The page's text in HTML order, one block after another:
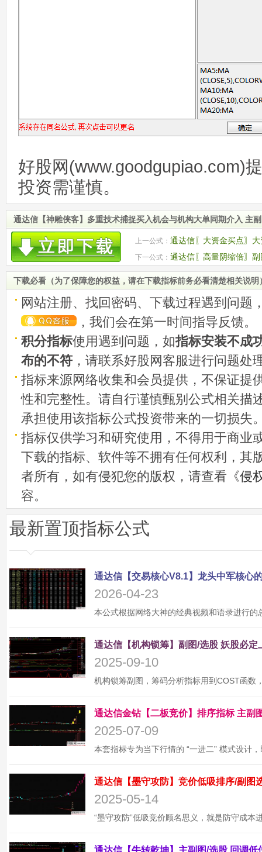
好股网(www.goodgupiao.com)
投资需谨慎。
通达信【神雕侠客】多重技术捕捉买入机会与机构大单同期介入 主
上一公式： 通达信〖大资金买点〗
选股 源码
下一公式： 通达信〖高量阴缩倍〗
稳形态检测
下载必看（为了保障您的权益，请在下载指标前务必看清楚相关说明
网站注册、找回密码、下载过程遇到问题
，我们会在第一时间指导反馈。
积分指标使用遇到问题，如指标安装不成
布的不符 ，请联系好股网客服进行问题处
指标来源网络收集和会员提供，不保证提
性和完整性。请自行谨慎甄别公式相关描
承担使用该指标公式投资带来的一切损失
指标仅供学习和研究使用，不得用于商业
下载的指标、软件等不拥有任何权利，其
者所有，如有侵犯您的版权，请查看《侵
容。
最新置顶指标公式
2026-04-23
2025-09-10
2025-07-09
2025-05-14